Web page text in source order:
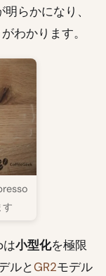
明らかになり、
わかります。
す
小型化を極限
ルとGR2モデル